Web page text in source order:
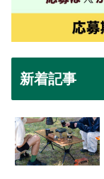
新着記事